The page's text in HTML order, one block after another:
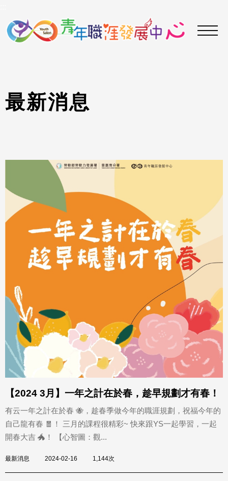
要
最新消息
【2024 3月】一年之計在於春，趁早規劃才有春！
有云一年之計在於春 🐝，趁春季做今年的職涯規劃，祝福今年的
自己龍有春 🧧！ 三月的課程很精彩~ 快來跟YS一起學習，一起
開春大吉 🐲！ 【心智圖：觀...
最新消息 2024-02-16 1,144次